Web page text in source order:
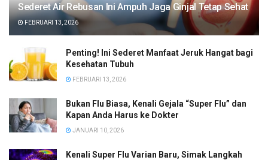
Sederet Air Rebusan Ini Ampuh Jaga Ginjal Tetap Sehat
FEBRUARI 13, 2026
Penting! Ini Sederet Manfaat Jeruk Hangat bagi
Kesehatan Tubuh
FEBRUARI 13, 2026
Bukan Flu Biasa, Kenali Gejala “Super Flu” dan
Kapan Anda Harus ke Dokter
JANUARI 10, 2026
Kenali Super Flu Varian Baru, Simak Langkah